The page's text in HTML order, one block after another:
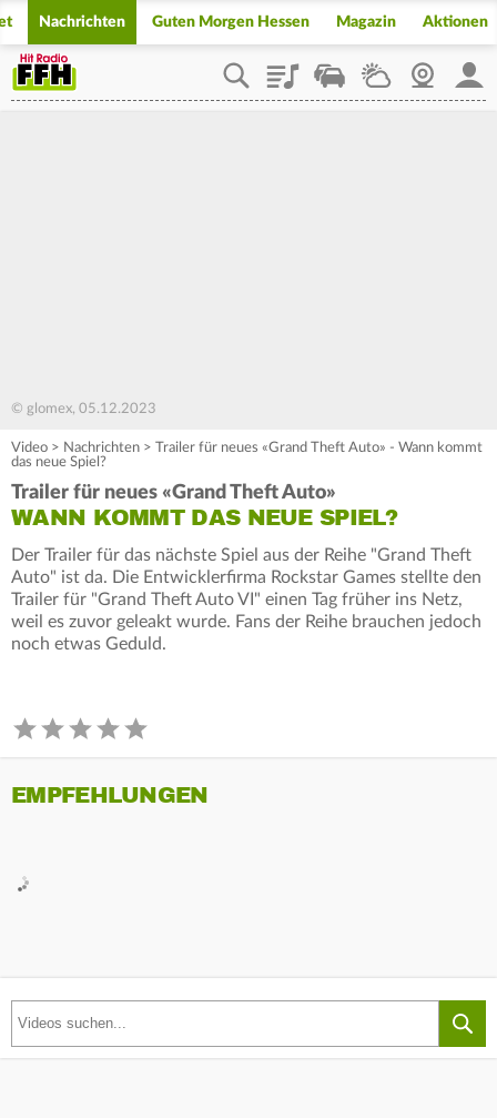
Nachrichten Guten Morgen Hessen Magazin Aktionen
PlaylistStaupilotWetterWebcam
© glomex, 05.12.2023
Video > Nachrichten > Trailer für neues «Grand Theft Auto» - Wann kommt
das neue Spiel?
Trailer für neues «Grand Theft Auto»
WANN KOMMT DAS NEUE SPIEL?
Der Trailer für das nächste Spiel aus der Reihe "Grand Theft
Auto" ist da. Die Entwicklerfirma Rockstar Games stellte den
Trailer für "Grand Theft Auto VI" einen Tag früher ins Netz,
weil es zuvor geleakt wurde. Fans der Reihe brauchen jedoch
noch etwas Geduld.
EMPFEHLUNGEN